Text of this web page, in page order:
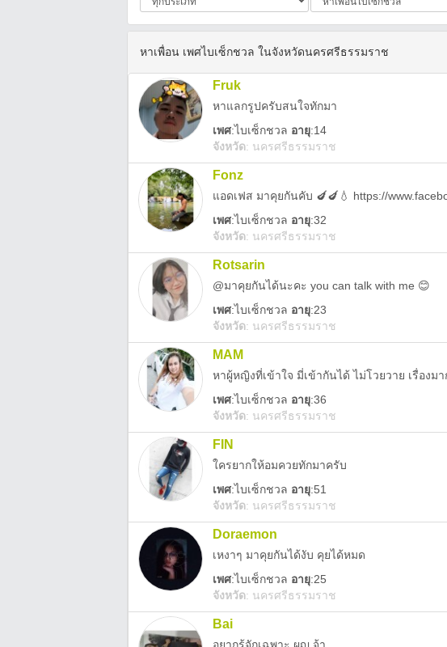
หาเพื่อน เพศไบเซ็กชวล ในจังหวัดนครศรีธรรมราช
Fruk
หาแลกรูปครับสนใจทักมา
เพศ:ไบเซ็กชวล อายุ:14
จังหวัด: นครศรีธรรมราช
Fonz
เพศ:ไบเซ็กชวล อายุ:32
จังหวัด: นครศรีธรรมราช
Rotsarin
@มาคุยกันได้นะคะ you can talk with me 😊
เพศ:ไบเซ็กชวล อายุ:23
จังหวัด: นครศรีธรรมราช
MAM
หาผู้หญิงที่เข้าใจ มี่เข้ากันได้ ไม่โวยวาย เรื่องมา
เพศ:ไบเซ็กชวล อายุ:36
จังหวัด: นครศรีธรรมราช
FIN
ใครยากให้อมควยทักมาครับ
เพศ:ไบเซ็กชวล อายุ:51
จังหวัด: นครศรีธรรมราช
Doraemon
เหงาๆ มาคุยกันได้งับ คุยได้หมด
เพศ:ไบเซ็กชวล อายุ:25
จังหวัด: นครศรีธรรมราช
Bai